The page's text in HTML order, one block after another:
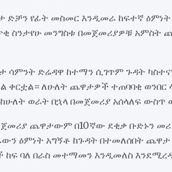
ድቻን የፊት መስመር እንዲመራ ከፍተኛ
ስንታየሁ መንግስቱ በመጀመሪያዎቹ
ሳምንት ድሬዳዋ ከተማን ሲገጥም ጉዳት
ቀርቷል። ለሁለት ጨዋታዎች ተጠባባቂ
ወራት በኋላ በመጀመሪያ አሰላለፍ
ጨዋታውም በ10ኛው ደቂቃ ቡድኑን መሪ
ዕምነት አግኝቶ ከጉዳት በተመለሰበት
ባለ በራስ መተማመን እንዲመለስ